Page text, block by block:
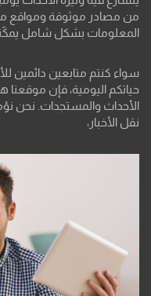
من مصادر موثوقة ومواقع
المعلومات بشكل شامل
سواء كنتم متابعين دائمين
حياتكم اليومية، فإن موقعنا
الأحداث والمستجدات. نحن
نقل الأخبار،